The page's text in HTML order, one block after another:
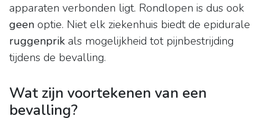
apparaten verbonden ligt. Rondlopen is dus ook
geen optie. Niet elk ziekenhuis biedt de epidurale
ruggenprik als mogelijkheid tot pijnbestrijding
tijdens de bevalling.
Wat zijn voortekenen van een
bevalling?